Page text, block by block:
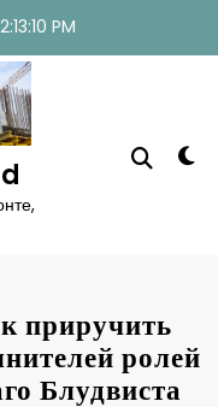
PM
приручить
ролей
Блудвиста